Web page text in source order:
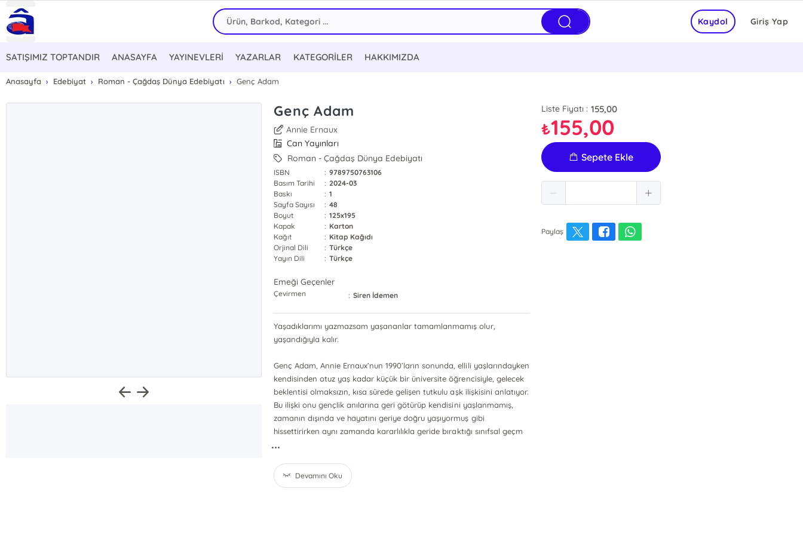
Giriş Yap
Kaydol
SATIŞIMIZ TOPTANDIR ANASAYFA YAYINEVLERİ YAZARLAR KATEGORİLER HAKKIMIZDA
Anasayfa Edebiyat Roman - Çağdaş Dünya Edebiyatı Genç Adam
Genç Adam
Annie Ernaux
Can Yayınları
Roman - Çağdaş Dünya Edebiyatı
ISBN : 9789750763106
Basım Tarihi
: 2024-03
Baskı
: 1
Sayfa Sayısı
: 48
Boyut
: 125x195
Kapak
: Karton
Kağıt
: Kitap Kağıdı
Orjinal Dili
: Türkçe
Yayın Dili
: Türkçe
Emeği Geçenler
Çevirmen : Siren İdemen
Yaşadıklarımı yazmazsam yaşananlar tamamlanmamış olur,
yaşandığıyla kalır.
Genç Adam, Annie Ernaux’nun 1990’ların sonunda, ellili yaşlarındayken
kendisinden otuz yaş kadar küçük bir üniversite öğrencisiyle, gelecek
beklentisi olmaksızın, kısa sürede gelişen tutkulu aşk ilişkisini anlatıyor.
Bu ilişki onu gençlik anılarına geri götürüp kendisini yaşlanmamış,
zamanın dışında ve hayatını geriye doğru yaşıyormuş gibi
hissettirirken aynı zamanda kararlılıkla geride bıraktığı sınıfsal geçm
...
Devamını Oku
Liste Fiyatı : 155,00
₺155,00
Sepete Ekle
Paylaş